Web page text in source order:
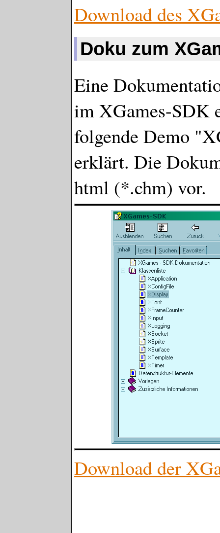
Download des
Doku zum
Eine
im XGames-SDK
folgende Demo
erklärt. Die
html (*.chm) vor.
Download der